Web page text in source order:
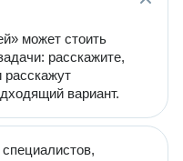
может стоить
расскажите,
расскажут
вариант.